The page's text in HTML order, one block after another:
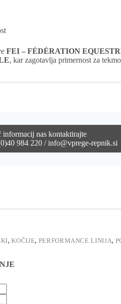
FEI – FÉDÉRATION
, kar zagotavlja primernost za
informacij nas kontaktirajte
984 220 / info@vprege-repnik.si
,KOČIJE, PERFORMANCE LINIJA,